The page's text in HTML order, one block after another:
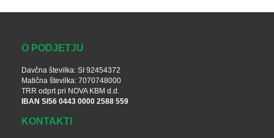
O PODJETJU
Davčna številka: SI 92454372
Matična številka: 7070748000
TRR odprt pri NOVA KBM d.d.
IBAN SI56 0443 0000 2588 559
KONTAKTI